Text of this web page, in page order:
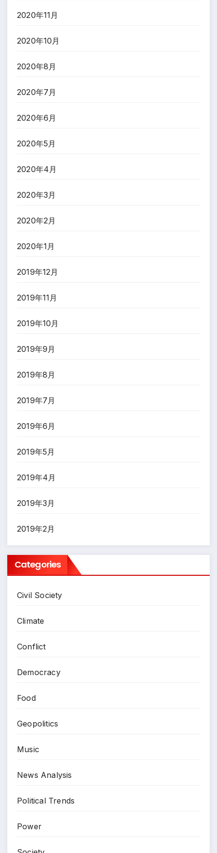
2020年11月
2020年10月
2020年8月
2020年7月
2020年6月
2020年5月
2020年4月
2020年3月
2020年2月
2020年1月
2019年12月
2019年11月
2019年10月
2019年9月
2019年8月
2019年7月
2019年6月
2019年5月
2019年4月
2019年3月
2019年2月
Categories
Civil Society
Climate
Conflict
Democracy
Food
Geopolitics
Music
News Analysis
Political Trends
Power